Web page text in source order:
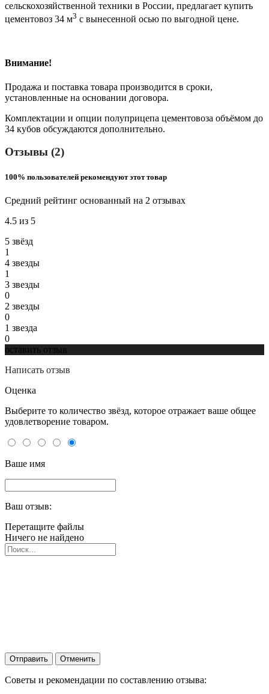
сельскохозяйственной техники в России, предлагает купить
цементовоз 34 м3 с вынесенной осью по выгодной цене.
Внимание!
Продажа и поставка товара производится в сроки,
установленные на основании договора.
Комплектации и опции полуприцепа цементовоза объёмом до
34 кубов обсуждаются дополнительно.
Отзывы (2)
100% пользователей рекомендуют этот товар
Средний рейтинг основанный на 2 отзывах
4.5 из 5
5 звёзд
1
4 звeзды
1
3 звeзды
0
2 звeзды
0
1 звeзда
0
оставить отзыв
Написать отзыв
Оценка
Выберите то количество звёзд, которое отражает ваше общее
удовлетворение товаром.
Ваше имя
Ваш отзыв:
Перетащите файлы
Ничего не найдено
Отправить Отменить
Советы и рекомендации по составлению отзыва: